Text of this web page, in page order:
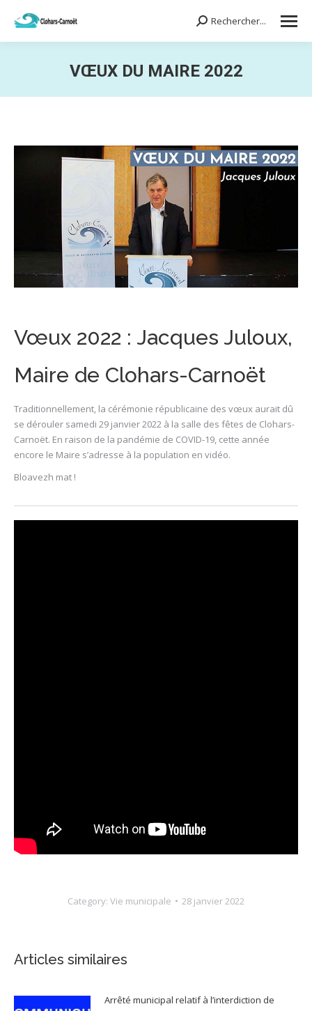
Search:Rechercher...
VŒUX DU MAIRE 2022
Vœux 2022 : Jacques Juloux,
Maire de Clohars-Carnoët
Traditionnellement, la cérémonie républicaine des vœux aurait dû
se dérouler samedi 29 janvier 2022 à la salle des fêtes de Clohars-
Carnoët. En raison de la pandémie de COVID-19, cette année
encore le Maire s’adresse à la population en vidéo.
Bloavezh mat !
Category: Vie municipale 28 janvier 2022
Articles similaires
Arrêté municipal relatif à l’interdiction de